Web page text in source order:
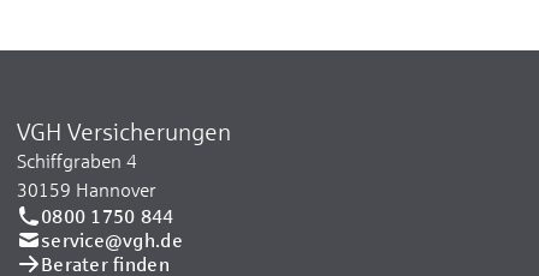
VGH Versicherungen
Schiffgraben 4
30159 Hannover
0800 1750 844
service@vgh.de
Berater finden